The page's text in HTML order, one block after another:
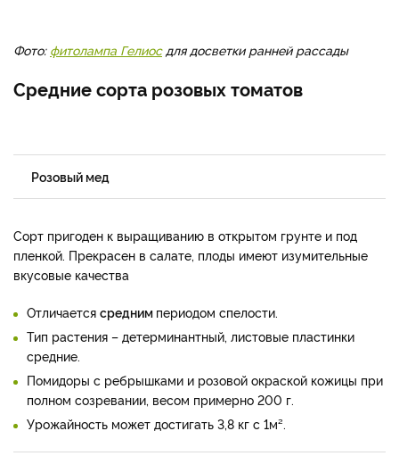
Фото: фитолампа Гелиосдля досветки ранней рассады
Средние сорта розовых томатов
Розовый мед
Сорт пригоден к выращиванию в открытом грунте и под
пленкой. Прекрасен в салате, плоды имеют изумительные
вкусовые качества
Отличается средним периодом спелости.
Тип растения – детерминантный, листовые пластинки
средние.
Помидоры с ребрышками и розовой окраской кожицы при
полном созревании, весом примерно 200 г.
Урожайность может достигать 3,8 кг с 1м².